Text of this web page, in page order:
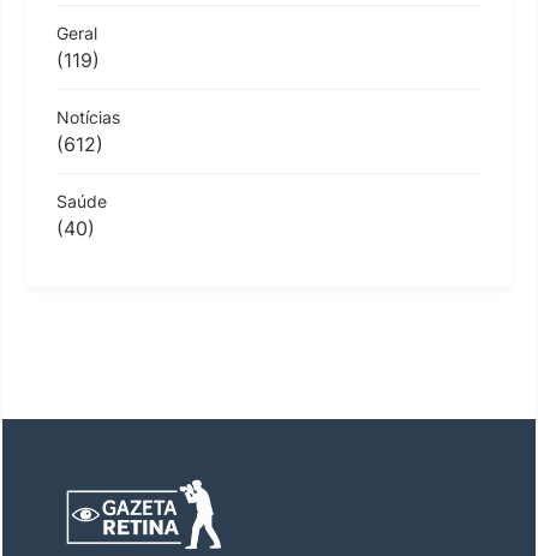
Geral
(119)
Notícias
(612)
Saúde
(40)